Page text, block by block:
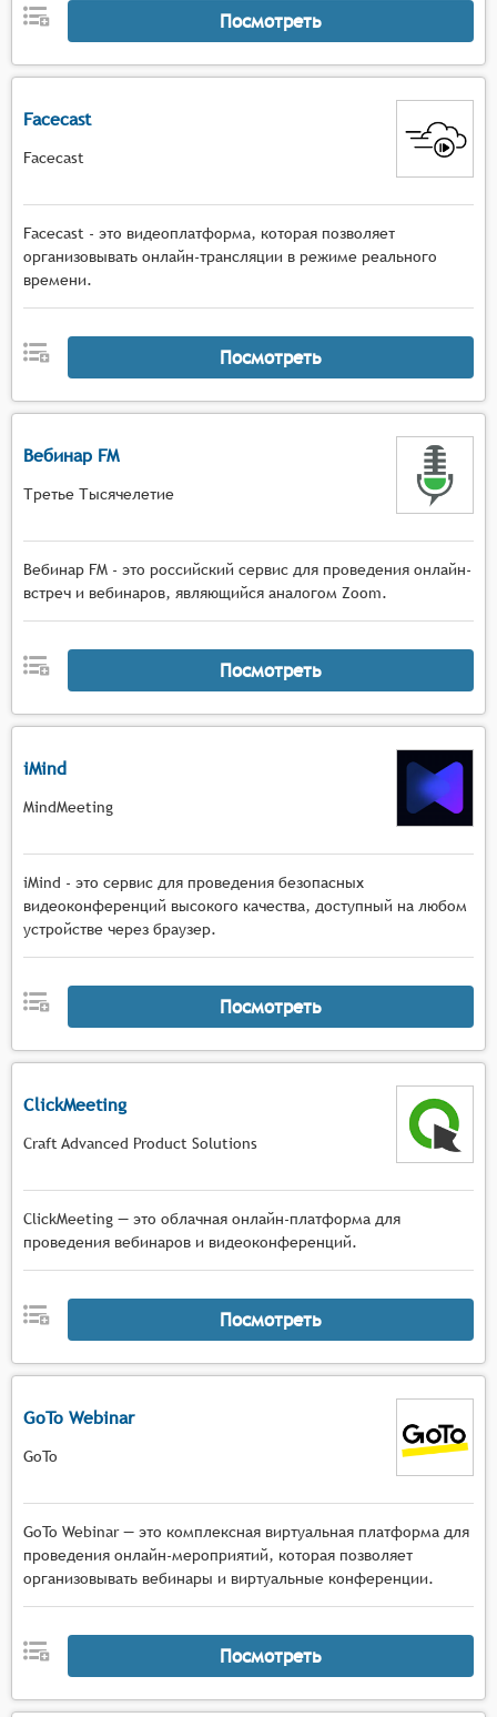
Посмотреть
Facecast
Facecast
Facecast - это видеоплатформа, которая позволяет
организовывать онлайн-трансляции в режиме реального
времени.
Посмотреть
Вебинар FM
Третье Тысячелетие
Вебинар FM - это российский сервис для проведения онлайн-
встреч и вебинаров, являющийся аналогом Zoom.
Посмотреть
iMind
MindMeeting
iMind - это сервис для проведения безопасных
видеоконференций высокого качества, доступный на любом
устройстве через браузер.
Посмотреть
ClickMeeting
Craft Advanced Product Solutions
ClickMeeting — это облачная онлайн-платформа для
проведения вебинаров и видеоконференций.
Посмотреть
GoTo Webinar
GoTo
GoTo Webinar — это комплексная виртуальная платформа для
проведения онлайн-мероприятий, которая позволяет
организовывать вебинары и виртуальные конференции.
Посмотреть